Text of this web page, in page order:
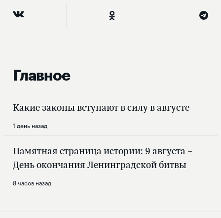
Главное
Какие законы вступают в силу в августе
1 день назад
Памятная страница истории: 9 августа –
День окончания Ленинградской битвы
8 часов назад